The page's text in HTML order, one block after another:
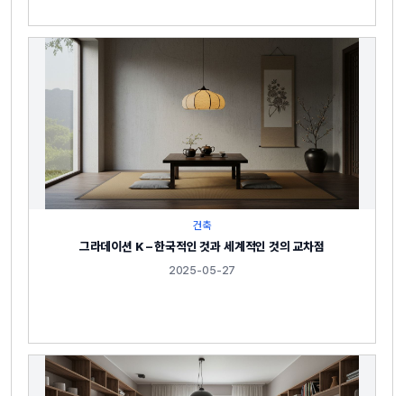
건축
그라데이션 K – 한국적인 것과 세계적인 것의 교차점
2025-05-27